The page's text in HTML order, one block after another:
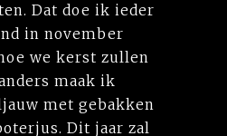
Dat doe ik ieder
in november
we kerst zullen
maak ik
met gebakken
Dit jaar zal